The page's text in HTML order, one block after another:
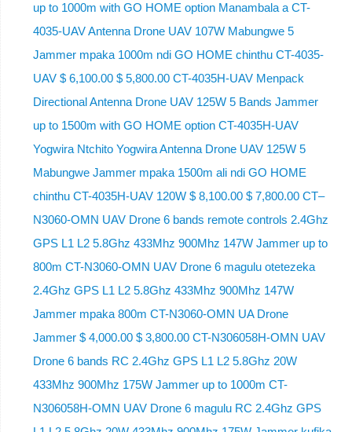
up to 1000m with GO HOME option Manambala a CT-
4035-UAV Antenna Drone UAV 107W Mabungwe 5
Jammer mpaka 1000m ndi GO HOME chinthu CT-4035-
UAV $ 6,100.00 $ 5,800.00 CT-4035H-UAV Menpack
Directional Antenna Drone UAV 125W 5 Bands Jammer
up to 1500m with GO HOME option CT-4035H-UAV
Yogwira Ntchito Yogwira Antenna Drone UAV 125W 5
Mabungwe Jammer mpaka 1500m ali ndi GO HOME
chinthu CT-4035H-UAV 120W $ 8,100.00 $ 7,800.00 CT–
N3060-OMN UAV Drone 6 bands remote controls 2.4Ghz
GPS L1 L2 5.8Ghz 433Mhz 900Mhz 147W Jammer up to
800m CT-N3060-OMN UAV Drone 6 magulu otetezeka
2.4Ghz GPS L1 L2 5.8Ghz 433Mhz 900Mhz 147W
Jammer mpaka 800m CT-N3060-OMN UA Drone
Jammer $ 4,000.00 $ 3,800.00 CT-N306058H-OMN UAV
Drone 6 bands RC 2.4Ghz GPS L1 L2 5.8Ghz 20W
433Mhz 900Mhz 175W Jammer up to 1000m CT-
N306058H-OMN UAV Drone 6 magulu RC 2.4Ghz GPS